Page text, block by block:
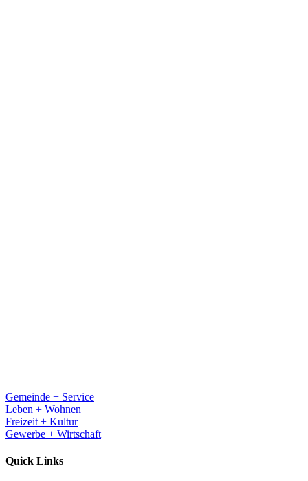
Gemeinde + Service
Leben + Wohnen
Freizeit + Kultur
Gewerbe + Wirtschaft
Quick Links